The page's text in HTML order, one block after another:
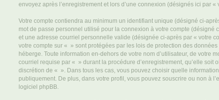
envoyez après l’enregistrement et lors d’une connexion (désignés ici par «
Votre compte contiendra au minimum un identifiant unique (désigné ci-
mot de passe personnel utilisé pour la connexion à votre compte (désigné
et une adresse courriel personnelle valide (désignée ci-après par « votre
votre compte sur « » sont protégées par les lois de protection des
héberge. Toute information en-dehors de votre nom d’utilisateur, de votre
courriel requise par « » durant la procédure d’enregistrement, qu’elle soit
discrétion de « ». Dans tous les cas, vous pouvez choisir quelle
publiquement. De plus, dans votre profil, vous pouvez souscrire ou non à
logiciel phpBB.